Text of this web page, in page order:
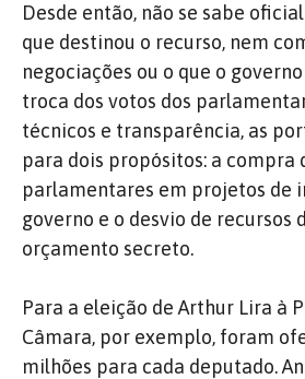
Desde então, não se sabe
que destinou o recurso, nem
negociações ou o que o
troca dos votos dos
técnicos e transparência, as
para dois propósitos: a compra
parlamentares em projetos de
governo e o desvio de recursos
orçamento secreto.
Para a eleição de Arthur Lira à
Câmara, por exemplo, foram
milhões para cada deputado.